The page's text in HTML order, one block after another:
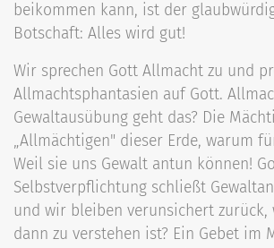
beikommen kann, ist der
Botschaft: Alles wird gut!
Wir sprechen Gott Allmacht zu und
Allmachtsphantasien auf Gott.
Gewaltausübung geht das? Die
„Allmächtigen" dieser Erde, warum
Weil sie uns Gewalt antun können!
Selbstverpflichtung schließt
und wir bleiben verunsichert zurück,
dann zu verstehen ist? Ein Gebet im